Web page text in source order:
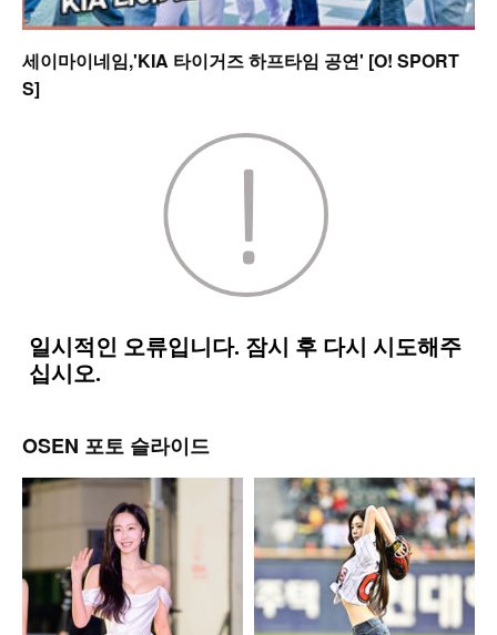
세이마이네임,'KIA 타이거즈 하프타임 공연' [O! SPORT
S]
OSEN 포토 슬라이드